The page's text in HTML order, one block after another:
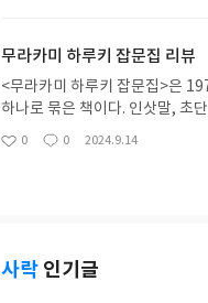
"구원"에 대한 이야기를 하는 데
각도 들었습니다. 빈센트는 바
까, 싶더라고요. 감정이 상당히
무라카미 하루키 잡문집 리뷰
<무라카미 하루키 잡문집>은
하나로 묶은 책이다. 인삿말, 초
무라카미 하루키의 세계관을 이
단 스무스하게 읽힌다는 점에서
좋
0
댓
0
작
2024.9.14
사락 인기글